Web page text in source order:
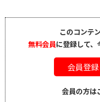
このコンテ
無料会員に登録して、
会員登録
会員の方は